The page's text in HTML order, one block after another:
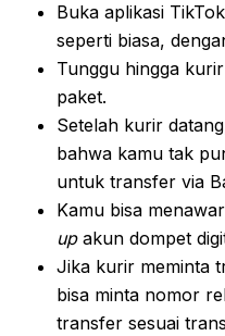
Buka aplikasi
seperti biasa,
Tunggu hingga
paket.
Setelah kurir
bahwa kamu tak
untuk transfer via
Kamu bisa
upakun dompet
Jika kurir meminta
bisa minta nomor
transfer sesuai